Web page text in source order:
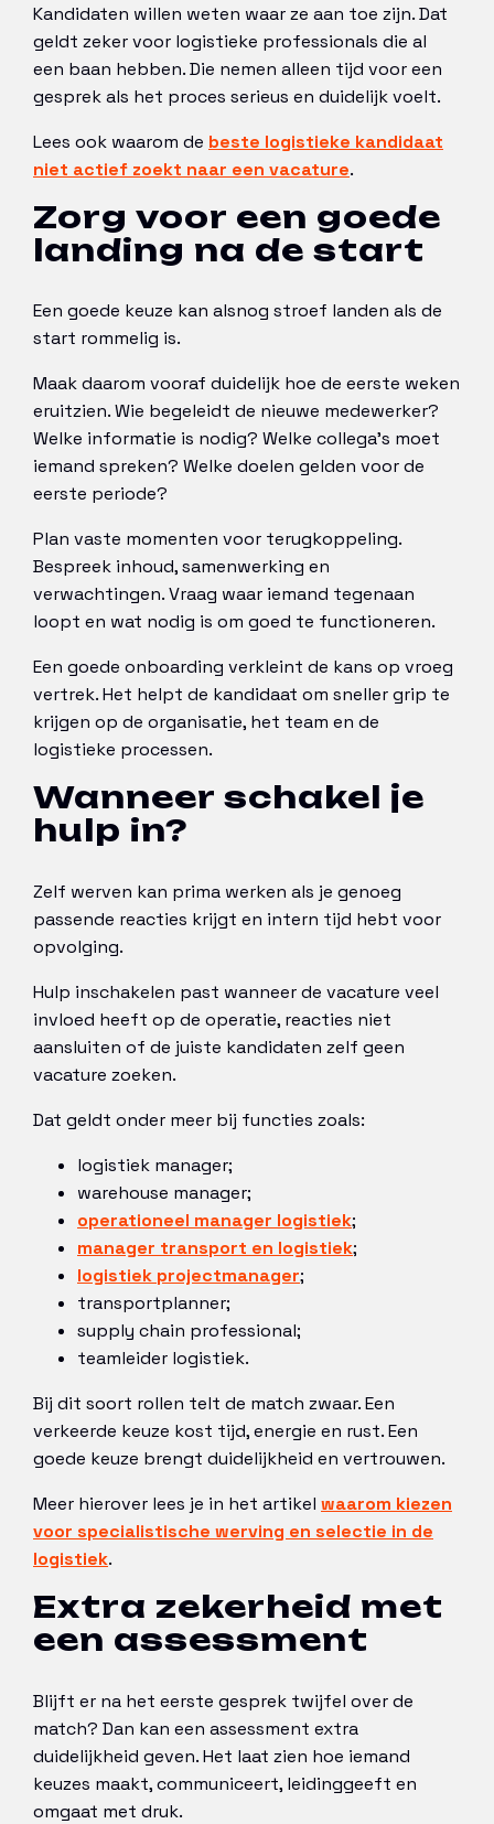
Kandidaten willen weten waar ze aan toe zijn. Dat
geldt zeker voor logistieke professionals die al
een baan hebben. Die nemen alleen tijd voor een
gesprek als het proces serieus en duidelijk voelt.
Lees ook waarom de beste logistieke kandidaat
niet actief zoekt naar een vacature.
Zorg voor een goede
landing na de start
Een goede keuze kan alsnog stroef landen als de
start rommelig is.
Maak daarom vooraf duidelijk hoe de eerste weken
eruitzien. Wie begeleidt de nieuwe medewerker?
Welke informatie is nodig? Welke collega’s moet
iemand spreken? Welke doelen gelden voor de
eerste periode?
Plan vaste momenten voor terugkoppeling.
Bespreek inhoud, samenwerking en
verwachtingen. Vraag waar iemand tegenaan
loopt en wat nodig is om goed te functioneren.
Een goede onboarding verkleint de kans op vroeg
vertrek. Het helpt de kandidaat om sneller grip te
krijgen op de organisatie, het team en de
logistieke processen.
Wanneer schakel je
hulp in?
Zelf werven kan prima werken als je genoeg
passende reacties krijgt en intern tijd hebt voor
opvolging.
Hulp inschakelen past wanneer de vacature veel
invloed heeft op de operatie, reacties niet
aansluiten of de juiste kandidaten zelf geen
vacature zoeken.
Dat geldt onder meer bij functies zoals:
logistiek manager;
warehouse manager;
operationeel manager logistiek;
manager transport en logistiek;
logistiek projectmanager;
transportplanner;
supply chain professional;
teamleider logistiek.
Bij dit soort rollen telt de match zwaar. Een
verkeerde keuze kost tijd, energie en rust. Een
goede keuze brengt duidelijkheid en vertrouwen.
Meer hierover lees je in het artikel waarom kiezen
voor specialistische werving en selectie in de
logistiek.
Extra zekerheid met
een assessment
Blijft er na het eerste gesprek twijfel over de
match? Dan kan een assessment extra
duidelijkheid geven. Het laat zien hoe iemand
keuzes maakt, communiceert, leidinggeeft en
omgaat met druk.